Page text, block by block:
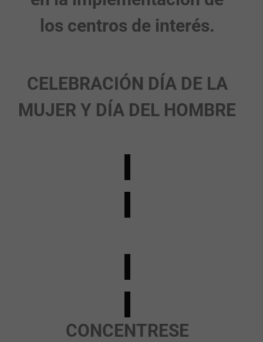
los centros de interés.
CELEBRACIÓN DÍA DE LA
MUJER Y DÍA DEL HOMBRE
CONCENTRESE